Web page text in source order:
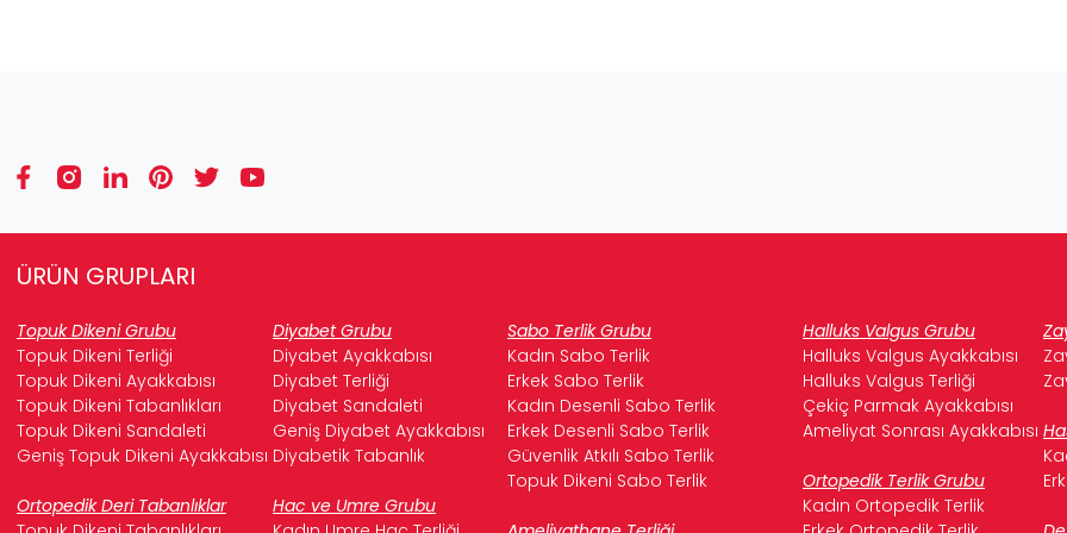
ÜRÜN GRUPLARI
Topuk Dikeni Grubu Diyabet Grubu Sabo Terlik Grubu Halluks Valgus Grubu
Topuk Dikeni Terliği
Diyabet Ayakkabısı Kadın Sabo Terlik Halluks Valgus Ayakkabısı
Topuk Dikeni Ayakkabısı
Diyabet Terliği Erkek Sabo Terlik Halluks Valgus Terliği
Topuk Dikeni Tabanlıkları
Diyabet Sandaleti Kadın Desenli Sabo Terlik
Çekiç Parmak Ayakkabısı
Topuk Dikeni Sandaleti
Geniş Diyabet Ayakkabısı Erkek Desenli Sabo Terlik Ameliyat Sonrası Ayakkabısı
Geniş Topuk Dikeni Ayakkabısı Diyabetik Tabanlık Güvenlik Atkılı Sabo Terlik
Topuk Dikeni Sabo Terlik
Ortopedik Terlik Grubu
Ortopedik Deri Tabanlıklar
Hac ve Umre Grubu
Kadın Ortopedik Terlik